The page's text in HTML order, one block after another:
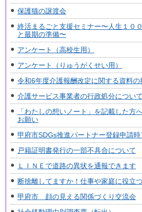
保護猫の譲渡会
終活まるごと支援セミナー〜人生１０
と最期の準備〜
アンケート（高校生用）
アンケート（りゅうがくせい用）
令和6年度介護報酬改定に関する資料の
介護サービス事業者の行政処分について
「わたしの想いノート」を記載した
お願い
甲府市SDGs推進パートナー登録申請時
戸籍証明書発行の一部不具合について
ＬＩＮＥで道路の異状を通報できます
断捨離してますか！仕事や家庭に役立
甲府市 顔の見える関係づくり交流会